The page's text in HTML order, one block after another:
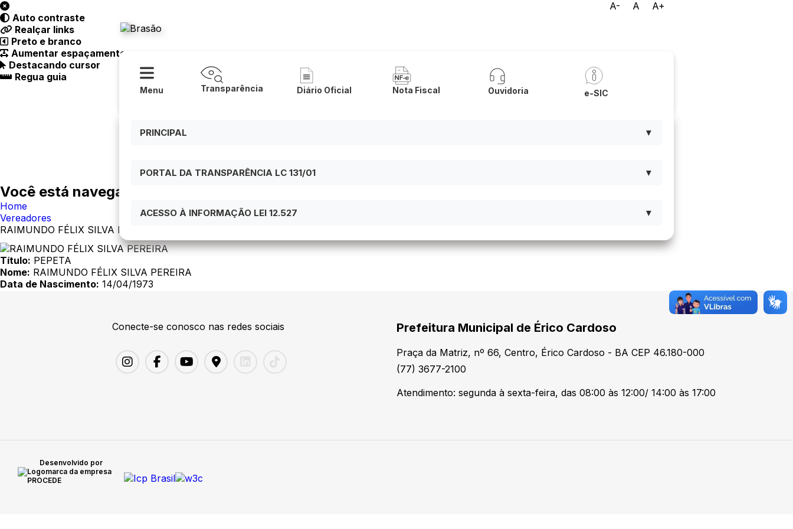
A- A
A+
Menu Transparência Diário Oficial Nota Fiscal Ouvidoria e-SIC
PRINCIPAL ▼
PORTAL DA TRANSPARÊNCIA LC 131/01 ▼
ACESSO À INFORMAÇÃO LEI 12.527 ▼
Auto contraste
Realçar links
Preto e branco
Aumentar espaçamento
Destacando cursor
Regua guia
Você está navegando em:
Home
Vereadores
RAIMUNDO FÉLIX SILVA PEREIRA
Título: PEPETA
Nome: RAIMUNDO FÉLIX SILVA PEREIRA
Data de Nascimento: 14/04/1973
Conecte-se conosco nas redes sociais Prefeitura Municipal de Érico Cardoso
Praça da Matriz, nº 66, Centro, Érico Cardoso - BA CEP 46.180-000
(77) 3677-2100
Atendimento: segunda à sexta-feira, das 08:00 às 12:00/ 14:00 às 17:00
Desenvolvido por